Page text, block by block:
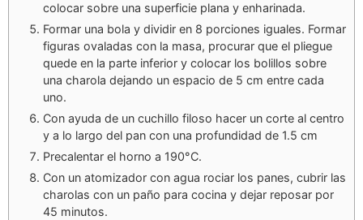
colocar sobre una superficie plana y enharinada.
Formar una bola y dividir en 8 porciones iguales. Formar
figuras ovaladas con la masa, procurar que el pliegue
quede en la parte inferior y colocar los bolillos sobre
una charola dejando un espacio de 5 cm entre cada
uno.
Con ayuda de un cuchillo filoso hacer un corte al centro
y a lo largo del pan con una profundidad de 1.5 cm
Precalentar el horno a 190°C.
Con un atomizador con agua rociar los panes, cubrir las
charolas con un paño para cocina y dejar reposar por
45 minutos.